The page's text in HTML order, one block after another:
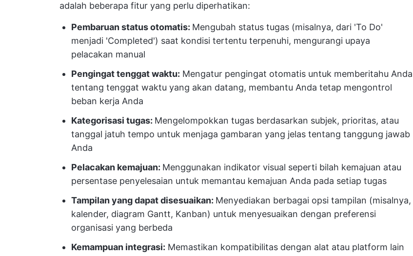
adalah beberapa fitur yang perlu diperhatikan:
Pembaruan status otomatis: Mengubah status tugas (misalnya, dari 'To Do'
menjadi 'Completed') saat kondisi tertentu terpenuhi, mengurangi upaya
pelacakan manual
Pengingat tenggat waktu: Mengatur pengingat otomatis untuk memberitahu Anda
tentang tenggat waktu yang akan datang, membantu Anda tetap mengontrol
beban kerja Anda
Kategorisasi tugas: Mengelompokkan tugas berdasarkan subjek, prioritas, atau
tanggal jatuh tempo untuk menjaga gambaran yang jelas tentang tanggung jawab
Anda
Pelacakan kemajuan: Menggunakan indikator visual seperti bilah kemajuan atau
persentase penyelesaian untuk memantau kemajuan Anda pada setiap tugas
Tampilan yang dapat disesuaikan: Menyediakan berbagai opsi tampilan (misalnya,
kalender, diagram Gantt, Kanban) untuk menyesuaikan dengan preferensi
organisasi yang berbeda
Kemampuan integrasi: Memastikan kompatibilitas dengan alat atau platform lain